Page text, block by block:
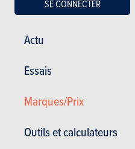
Actu
Essais
Marques/Prix
Outils et calculateurs
SE CONNECTER